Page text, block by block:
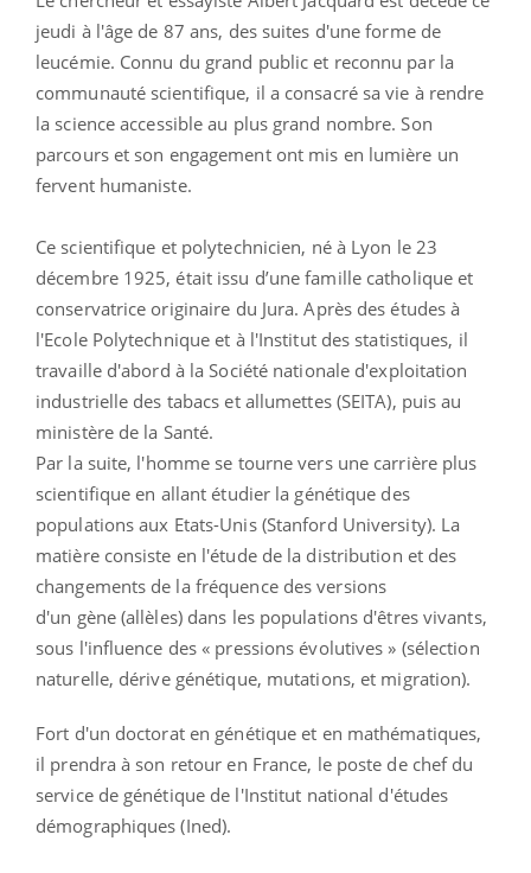
jeudi à l'âge de 87 ans, des suites d'une forme de
leucémie. Connu du grand public et reconnu par la
communauté scientifique, il a consacré sa vie à rendre
la science accessible au plus grand nombre. Son
parcours et son engagement ont mis en lumière un
fervent humaniste.
Ce scientifique et polytechnicien, né à Lyon le 23
décembre 1925, était issu d’une famille catholique et
conservatrice originaire du Jura.Après des études à
l'Ecole Polytechnique et à l'Institut des statistiques, il
travaille d'abord à la Société nationale d'exploitation
industrielle des tabacs et allumettes (SEITA), puis au
ministère de la Santé.
Par la suite, l'homme se tourne vers une carrière plus
scientifique en allant étudier la génétique des
populations aux Etats-Unis (Stanford University). La
matière consiste en l'étude de la distribution et des
changements de la fréquence des versions
d'un gène (allèles) dans les populations d'êtres vivants,
sous l'influence des « pressions évolutives » (sélection
naturelle, dérive génétique, mutations, et migration).
Fort d'un doctorat en génétique et en mathématiques,
il prendra à son retour en France, le poste de chef du
service de génétique de l'Institut national d'études
démographiques (Ined).